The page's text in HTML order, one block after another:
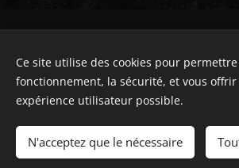
Ajouter au
Barista and Baker, 36 rue de Berri, 75008
contact@barista-and-baker.fr
Ce site utilise des cookies pour
fonctionnement, la sécurité, et vous
expérience utilisateur possible.
N'acceptez que le nécessaire